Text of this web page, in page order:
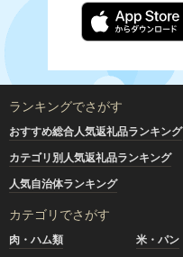
ランキングでさがす
おすすめ総合人気返礼品ランキング
カテゴリ別人気返礼品ランキング
人気自治体ランキング
カテゴリでさがす
肉・ハム類 米・パン